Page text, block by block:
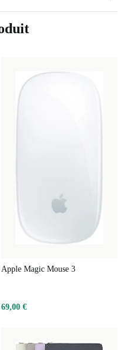
reconditionné
termes de performances !
notamment utiliser des
périphériques audio,
Apple Magic Mouse 3
69,00 €